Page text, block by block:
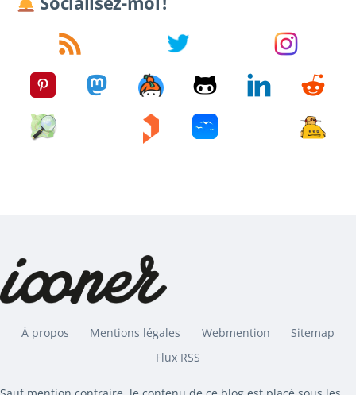
À propos Mentions légales Webmention
Sitemap
Flux RSS